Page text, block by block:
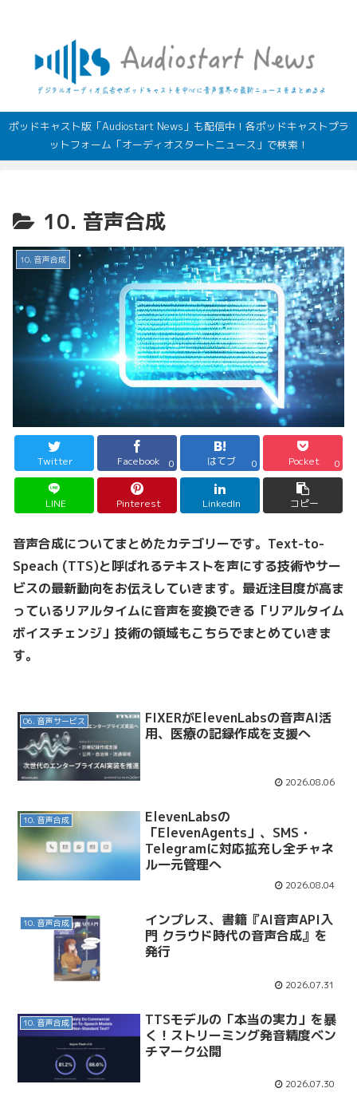
ポッドキャスト版「Audiostart News」も配信中！各ポッドキャストプラ
ットフォーム「オーディオスタートニュース」で検索！
10. 音声合成
10. 音声合成
Twitter Facebook 0 はてブ 0 Pocket 0
LINE Pinterest LinkedIn コピー
音声合成についてまとめたカテゴリーです。Text-to-
Speach (TTS)と呼ばれるテキストを声にする技術やサー
ビスの最新動向をお伝えしていきます。最近注目度が高ま
っているリアルタイムに音声を変換できる「リアルタイム
ボイスチェンジ」技術の領域もこちらでまとめていきま
す。
06. 音声サービス
FIXERがElevenLabsの音声AI活
用、医療の記録作成を支援へ
2026.08.06
10. 音声合成
ElevenLabsの
「ElevenAgents」、SMS・
Telegramに対応拡充し全チャネ
ル一元管理へ
2026.08.04
10. 音声合成
インプレス、書籍『AI音声API入
門 クラウド時代の音声合成』を
発行
2026.07.31
10. 音声合成
TTSモデルの「本当の実力」を暴
く！ストリーミング発音精度ベン
チマーク公開
2026.07.30